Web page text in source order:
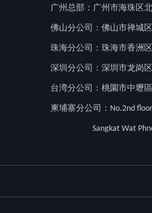
广州总部：广州市海珠区
佛山分公司：佛山市禅城
珠海分公司：珠海市香洲
深圳分公司：深圳市龙岗
台湾分公司：桃園市中壢
柬埔寨分公司：No.2nd
Sangkat Wat